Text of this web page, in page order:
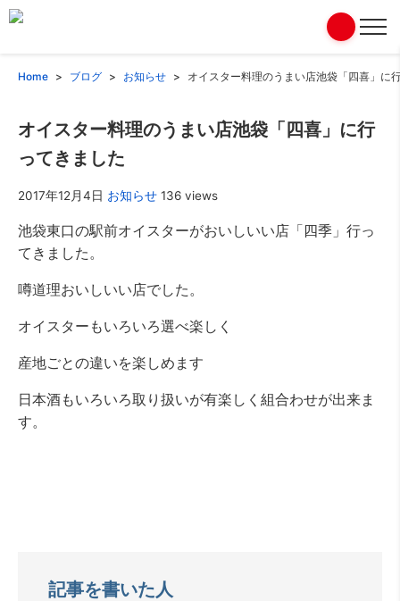
Home ブログ お知らせ オイスター料理のうまい店池袋「四喜」に
オイスター料理のうまい店池袋「四喜」に行
ってきました
2017年12月4日 お知らせ 136 views
池袋東口の駅前オイスターがおいしいい店「四季」行っ
てきました。
噂道理おいしいい店でした。
オイスターもいろいろ選べ楽しく
産地ごとの違いを楽しめます
日本酒もいろいろ取り扱いが有楽しく組合わせが出来ま
す。
記事を書いた人